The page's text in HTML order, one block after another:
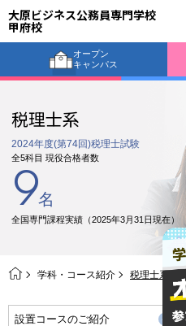
大原ビジネス公務員専門学校
甲府校
オープン
キャンパス
税理士系
2024年度(第74回)税理士試験
全5科目 現役合格者数
9名
全国専門課程実績（2025年3月31日現在）
学科・コース紹介 税理士系
設置コースのご紹介